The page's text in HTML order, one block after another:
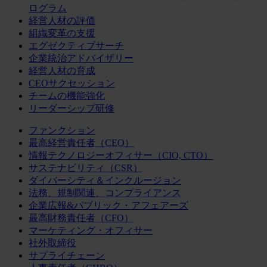
ログラム
経営人材の評価
組織変革の支援
エグゼクティブサーチ
企業統治アドバイザリー
経営人材の育成
CEOサクセッション
チームの機能強化
リーダーシップ研修
ファンクション
最高経営責任者（CEO）
情報テクノロジーオフィサー（CIO, CTO）
サステナビリティ（CSR）
ダイバーシティ＆インクルージョン
法務、規制関連、コンプライアンス
企業広報&パブリック・アフェアーズ
最高財務責任者（CFO）
マーケティング・オフィサー
社外取締役
サプライチェーン